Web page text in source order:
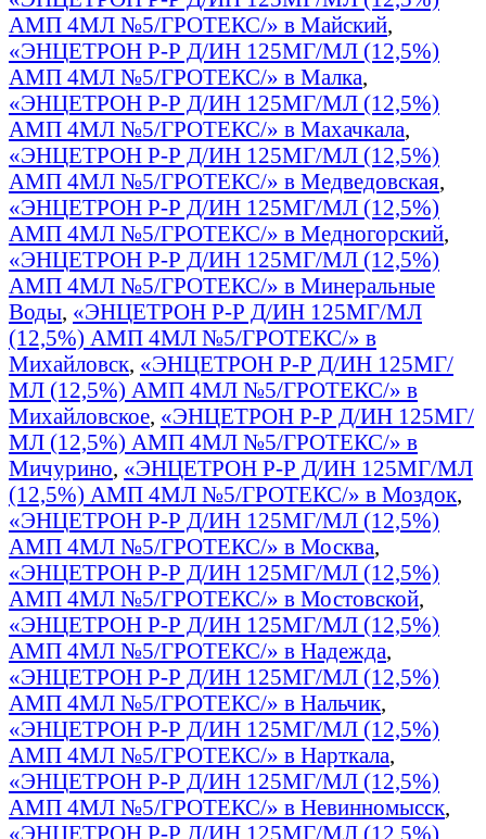
АМП 4МЛ №5/ГРОТЕКС/» в Майский,
«ЭНЦЕТРОН Р-Р Д/ИН 125МГ/МЛ (12,5%)
АМП 4МЛ №5/ГРОТЕКС/» в Малка,
«ЭНЦЕТРОН Р-Р Д/ИН 125МГ/МЛ (12,5%)
АМП 4МЛ №5/ГРОТЕКС/» в Махачкала,
«ЭНЦЕТРОН Р-Р Д/ИН 125МГ/МЛ (12,5%)
АМП 4МЛ №5/ГРОТЕКС/» в Медведовская,
«ЭНЦЕТРОН Р-Р Д/ИН 125МГ/МЛ (12,5%)
АМП 4МЛ №5/ГРОТЕКС/» в Медногорский,
«ЭНЦЕТРОН Р-Р Д/ИН 125МГ/МЛ (12,5%)
АМП 4МЛ №5/ГРОТЕКС/» в Минеральные
Воды, «ЭНЦЕТРОН Р-Р Д/ИН 125МГ/МЛ
(12,5%) АМП 4МЛ №5/ГРОТЕКС/» в
Михайловск, «ЭНЦЕТРОН Р-Р Д/ИН 125МГ/
МЛ (12,5%) АМП 4МЛ №5/ГРОТЕКС/» в
Михайловское, «ЭНЦЕТРОН Р-Р Д/ИН 125МГ/
МЛ (12,5%) АМП 4МЛ №5/ГРОТЕКС/» в
Мичурино, «ЭНЦЕТРОН Р-Р Д/ИН 125МГ/МЛ
(12,5%) АМП 4МЛ №5/ГРОТЕКС/» в Моздок,
«ЭНЦЕТРОН Р-Р Д/ИН 125МГ/МЛ (12,5%)
АМП 4МЛ №5/ГРОТЕКС/» в Москва,
«ЭНЦЕТРОН Р-Р Д/ИН 125МГ/МЛ (12,5%)
АМП 4МЛ №5/ГРОТЕКС/» в Мостовской,
«ЭНЦЕТРОН Р-Р Д/ИН 125МГ/МЛ (12,5%)
АМП 4МЛ №5/ГРОТЕКС/» в Надежда,
«ЭНЦЕТРОН Р-Р Д/ИН 125МГ/МЛ (12,5%)
АМП 4МЛ №5/ГРОТЕКС/» в Нальчик,
«ЭНЦЕТРОН Р-Р Д/ИН 125МГ/МЛ (12,5%)
АМП 4МЛ №5/ГРОТЕКС/» в Нарткала,
«ЭНЦЕТРОН Р-Р Д/ИН 125МГ/МЛ (12,5%)
АМП 4МЛ №5/ГРОТЕКС/» в Невинномысск,
«ЭНЦЕТРОН Р-Р Д/ИН 125МГ/МЛ (12,5%)